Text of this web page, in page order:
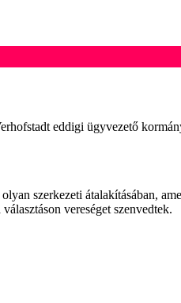
eddigi ügyvezető
szerkezeti átalakításában,
vereséget szenvedtek.